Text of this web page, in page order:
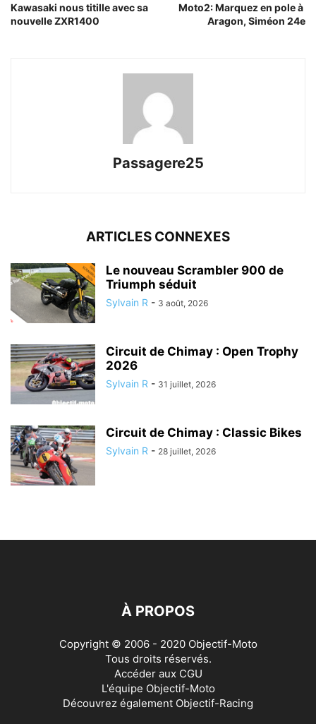
Kawasaki nous titille avec sa
nouvelle ZXR1400
Moto2: Marquez en pole à
Aragon, Siméon 24e
Passagere25
ARTICLES CONNEXES
Le nouveau Scrambler 900 de
Triumph séduit
Sylvain R - 3 août, 2026
Circuit de Chimay : Open Trophy
2026
Sylvain R - 31 juillet, 2026
Circuit de Chimay : Classic Bikes
Sylvain R - 28 juillet, 2026
À PROPOS
Copyright © 2006 - 2020 Objectif-Moto
Tous droits réservés.
Accéder aux CGU
L'équipe Objectif-Moto
Découvrez également Objectif-Racing